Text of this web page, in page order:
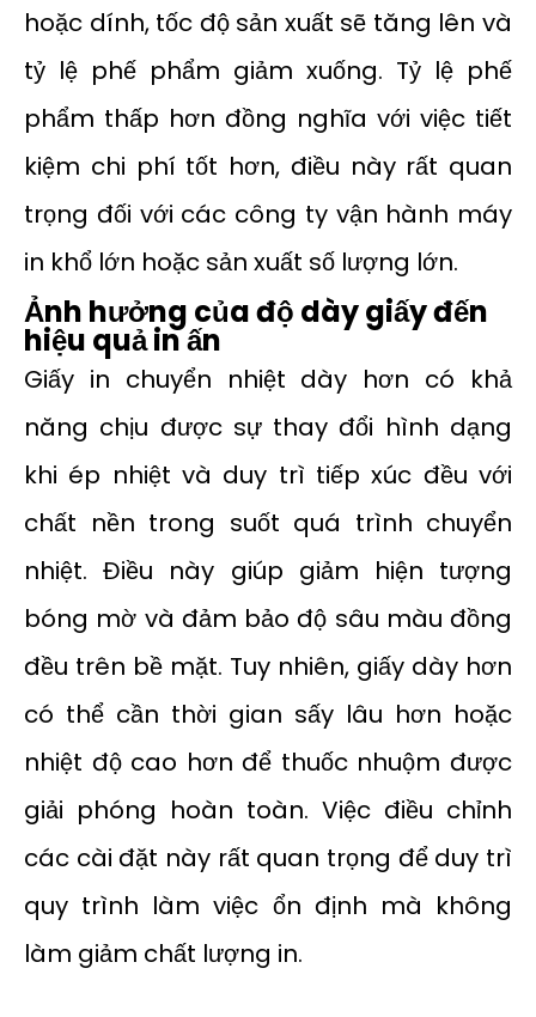
hoặc dính, tốc độ sản xuất sẽ tăng lên và
tỷ lệ phế phẩm giảm xuống. Tỷ lệ phế
phẩm thấp hơn đồng nghĩa với việc tiết
kiệm chi phí tốt hơn, điều này rất quan
trọng đối với các công ty vận hành máy
in khổ lớn hoặc sản xuất số lượng lớn.
Ảnh hưởng của độ dày giấy đến
hiệu quả in ấn
Giấy in chuyển nhiệt dày hơn có khả
năng chịu được sự thay đổi hình dạng
khi ép nhiệt và duy trì tiếp xúc đều với
chất nền trong suốt quá trình chuyển
nhiệt. Điều này giúp giảm hiện tượng
bóng mờ và đảm bảo độ sâu màu đồng
đều trên bề mặt. Tuy nhiên, giấy dày hơn
có thể cần thời gian sấy lâu hơn hoặc
nhiệt độ cao hơn để thuốc nhuộm được
giải phóng hoàn toàn. Việc điều chỉnh
các cài đặt này rất quan trọng để duy trì
quy trình làm việc ổn định mà không
làm giảm chất lượng in.